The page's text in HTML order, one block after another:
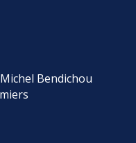
Michel Bendichou